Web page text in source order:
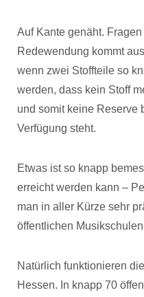
Auf Kante genäht.
Redewendung kommt
wenn zwei Stoffteile so
werden, dass kein Stoff
und somit keine Reserve
Verfügung steht.
Etwas ist so knapp
erreicht werden kann –
man in aller Kürze sehr
öffentlichen
Natürlich funktionieren
Hessen. In knapp 70